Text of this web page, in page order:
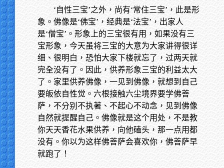
‘自性三宝’之外，尚有‘常住三宝’，此是形
象。佛像是‘佛宝’，经典是‘法宝’，出家人
是‘僧宝’。形象上的三宝很有用，如果没有三
宝形象，今天虽将三宝的大意为大家讲得很详
细、很明白，恐怕大家下楼就忘了，过两天就
完全没有了。因此，供养形象三宝的利益太大
了。家里供养佛像，一见到佛像，就想到自己
要皈依自性觉。六根接触六尘境界要学佛菩
萨，不分别不执著、不起心不动念，见到佛像
自然就提醒自己。佛像就是这个用处，不是教
你天天香花水果供养，向他磕头，那一点用都
没有。你以为这样佛菩萨会喜欢你，佛菩萨早
就跑了！